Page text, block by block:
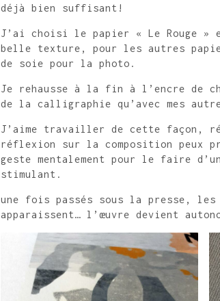
déjà bien suffisant!
J’ai choisi le papier « Le Rouge »
belle texture, pour les autres
de soie pour la photo.
Je rehausse à la fin à l’encre de
de la calligraphie qu’avec mes
J’aime travailler de cette façon,
réflexion sur la composition peux
geste mentalement pour le faire
stimulant.
une fois passés sous la presse,
apparaissent… l’œuvre devient